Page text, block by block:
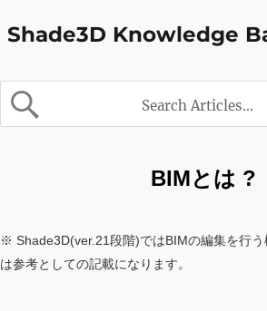
Shade3D Knowledge
BIMとは ?
※ Shade3D(ver.21段階)ではBIMの編集を行
は参考としての記載になります。